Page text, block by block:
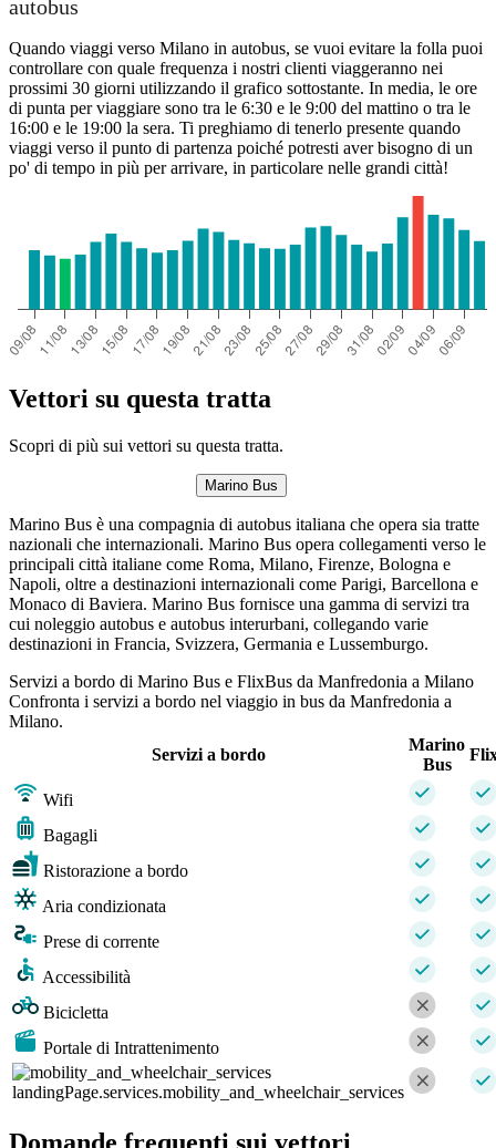
autobus
Quando viaggi verso Milano in autobus, se vuoi evitare la folla puoi
controllare con quale frequenza i nostri clienti viaggeranno nei
prossimi 30 giorni utilizzando il grafico sottostante. In media, le ore
di punta per viaggiare sono tra le 6:30 e le 9:00 del mattino o tra le
16:00 e le 19:00 la sera. Ti preghiamo di tenerlo presente quando
viaggi verso il punto di partenza poiché potresti aver bisogno di un
po' di tempo in più per arrivare, in particolare nelle grandi città!
Vettori su questa tratta
Scopri di più sui vettori su questa tratta.
Marino Bus
Marino Bus è una compagnia di autobus italiana che opera sia tratte
nazionali che internazionali. Marino Bus opera collegamenti verso le
principali città italiane come Roma, Milano, Firenze, Bologna e
Napoli, oltre a destinazioni internazionali come Parigi, Barcellona e
Monaco di Baviera. Marino Bus fornisce una gamma di servizi tra
cui noleggio autobus e autobus interurbani, collegando varie
destinazioni in Francia, Svizzera, Germania e Lussemburgo.
Servizi a bordo di Marino Bus e FlixBus da Manfredonia a Milano
Confronta i servizi a bordo nel viaggio in bus da Manfredonia a
Milano.
Servizi a bordo
Marino
Bus
Wifi
Bagagli
Ristorazione a bordo
Aria condizionata
Prese di corrente
Accessibilità
Bicicletta
Portale di Intrattenimento
landingPage.services.mobility_and_wheelchair_services
Domande frequenti sui vettori